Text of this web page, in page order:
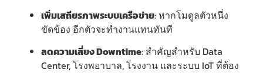
เพิ่มเสถียรภาพระบบเครือข่าย: หากโมดูลตัวหนึ่ง
ขัดข้อง อีกตัวจะทำงานแทนทันที
ลดความเสี่ยง Downtime: สำคัญสำหรับ Data
Center, โรงพยาบาล, โรงงาน และระบบ IoT ที่ต้อง